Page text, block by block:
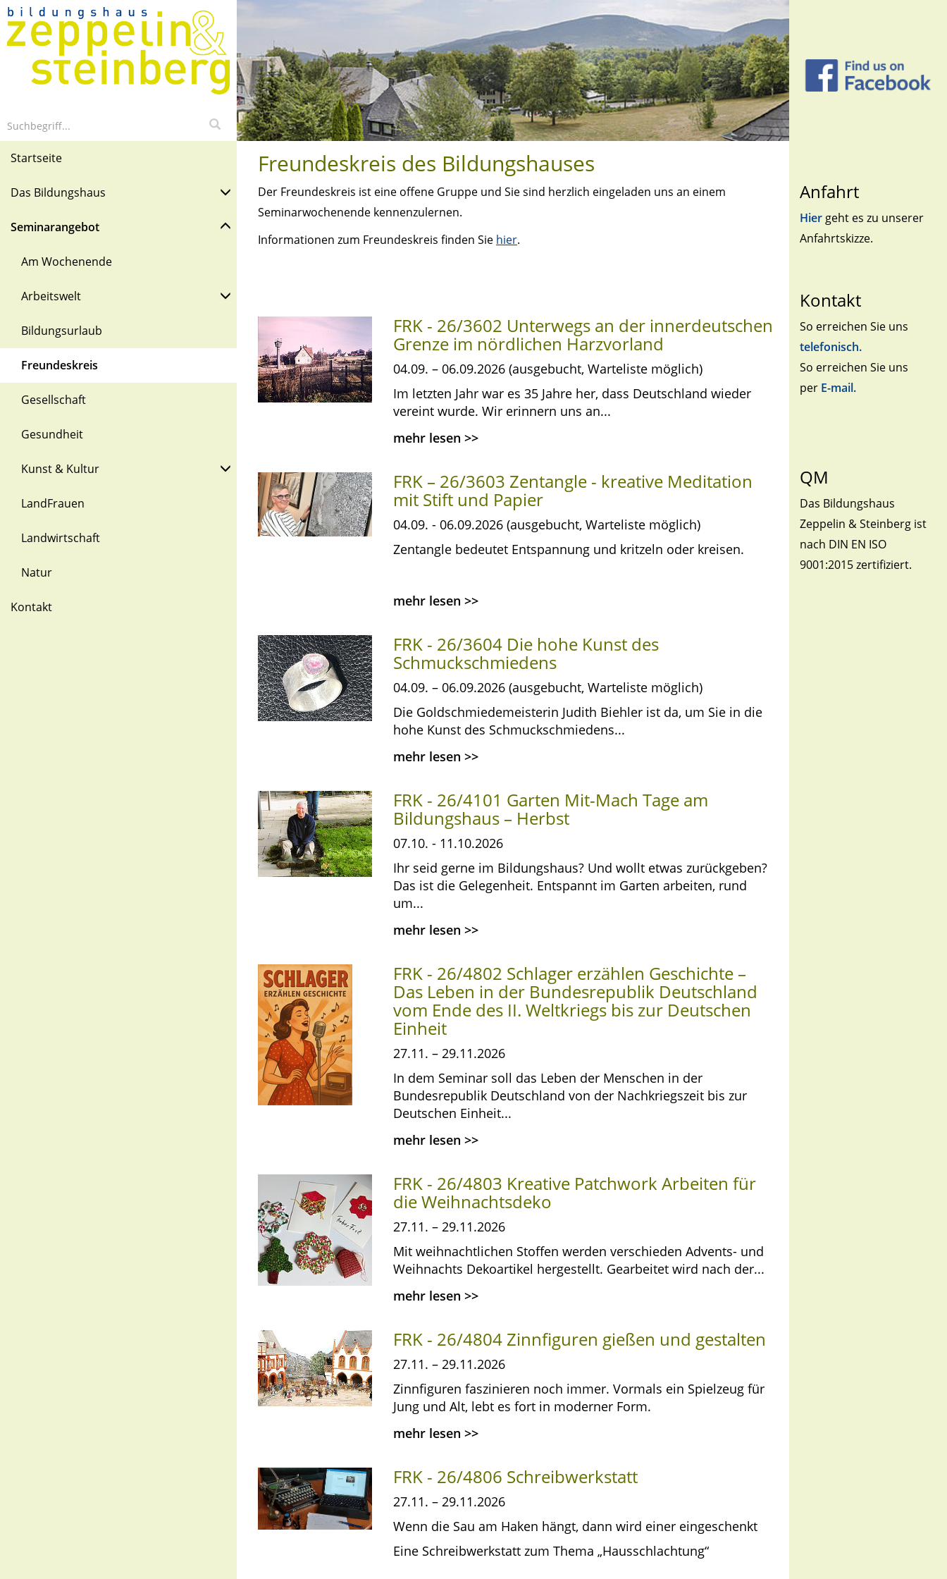
Startseite
Das Bildungshaus
Seminarangebot
Am Wochenende
Arbeitswelt
Bildungsurlaub
Freundeskreis
Gesellschaft
Gesundheit
Kunst & Kultur
LandFrauen
Landwirtschaft
Natur
Kontakt
Freundeskreis des Bildungshauses
Der Freundeskreis ist eine offene Gruppe und Sie sind herzlich eingeladen uns an einem
Seminarwochenende kennenzulernen.
Informationen zum Freundeskreis finden Sie hier.
FRK - 26/3602 Unterwegs an der innerdeutschen
Grenze im nördlichen Harzvorland
04.09. – 06.09.2026 (ausgebucht, Warteliste möglich)
Im letzten Jahr war es 35 Jahre her, dass Deutschland wieder
vereint wurde. Wir erinnern uns an...
mehr lesen>>
FRK – 26/3603 Zentangle - kreative Meditation
mit Stift und Papier
04.09. - 06.09.2026 (ausgebucht, Warteliste möglich)
Zentangle bedeutet Entspannung und kritzeln oder kreisen.
mehr lesen>>
FRK - 26/3604 Die hohe Kunst des
Schmuckschmiedens
04.09. – 06.09.2026 (ausgebucht, Warteliste möglich)
Die Goldschmiedemeisterin Judith Biehler ist da, um Sie in die
hohe Kunst des Schmuckschmiedens...
mehr lesen>>
FRK - 26/4101 Garten Mit-Mach Tage am
Bildungshaus – Herbst
07.10. - 11.10.2026
Ihr seid gerne im Bildungshaus? Und wollt etwas zurückgeben?
Das ist die Gelegenheit. Entspannt im Garten arbeiten, rund
um...
mehr lesen>>
FRK - 26/4802 Schlager erzählen Geschichte –
Das Leben in der Bundesrepublik Deutschland
vom Ende des II. Weltkriegs bis zur Deutschen
Einheit
27.11. – 29.11.2026
In dem Seminar soll das Leben der Menschen in der
Bundesrepublik Deutschland von der Nachkriegszeit bis zur
Deutschen Einheit...
mehr lesen>>
FRK - 26/4803 Kreative Patchwork Arbeiten für
die Weihnachtsdeko
27.11. – 29.11.2026
Mit weihnachtlichen Stoffen werden verschieden Advents- und
Weihnachts Dekoartikel hergestellt. Gearbeitet wird nach der...
mehr lesen>>
FRK - 26/4804 Zinnfiguren gießen und gestalten
27.11. – 29.11.2026
Zinnfiguren faszinieren noch immer. Vormals ein Spielzeug für
Jung und Alt, lebt es fort in moderner Form.
mehr lesen>>
FRK - 26/4806 Schreibwerkstatt
27.11. – 29.11.2026
Wenn die Sau am Haken hängt, dann wird einer eingeschenkt
Eine Schreibwerkstatt zum Thema „Hausschlachtung“
Anfahrt
Hier geht es zu unserer
Anfahrtskizze.
Kontakt
So erreichen Sie uns
telefonisch.
So erreichen Sie uns
per E-mail.
QM
Das Bildungshaus
Zeppelin & Steinberg ist
nach DIN EN ISO
9001:2015 zertifiziert.